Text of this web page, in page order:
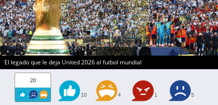
El legado que le deja United 2026 al futbol mundial
20
10 4 1 5